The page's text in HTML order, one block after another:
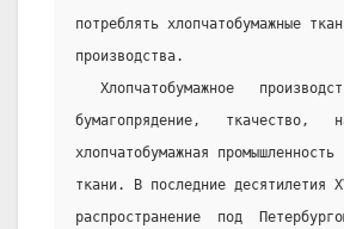
потреблять хлопчатобумажные
производства.
Хлопчатобумажное
бумагопрядение,   ткачество,
хлопчатобумажная
ткани. В последние десятилетия
распространение  под